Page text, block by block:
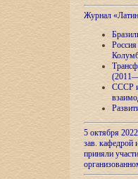
Журнал
СССР и
5 октября
зав.
приняли